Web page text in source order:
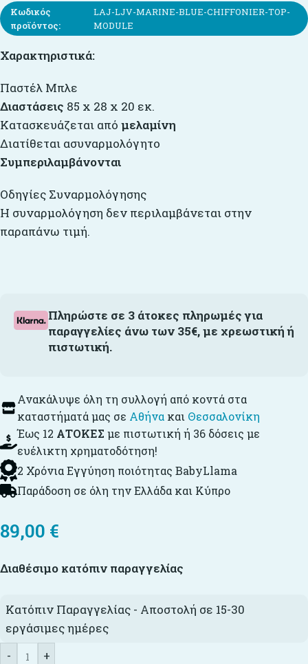
Κωδικός
προϊόντος:
LAJ-LJV-MARINE-BLUE-CHIFFONIER-TOP-
MODULE
Χαρακτηριστικά:
Παστέλ Μπλε
Διαστάσεις 85 x 28 x 20 εκ.
Κατασκευάζεται από μελαμίνη
Διατίθεται ασυναρμολόγητο
Συμπεριλαμβάνονται
Οδηγίες Συναρμολόγησης
Η συναρμολόγηση δεν περιλαμβάνεται στην
παραπάνω τιμή.
Πληρώστε σε 3 άτοκες πληρωμές για
παραγγελίες άνω των 35€, με χρεωστική ή
πιστωτική.
Ανακάλυψε όλη τη συλλογή από κοντά στα
καταστήματά μας σε Αθήνα και Θεσσαλονίκη
Έως 12 ΑΤΟΚΕΣ με πιστωτική ή 36 δόσεις με
ευέλικτη χρηματοδότηση!
2 Χρόνια Εγγύηση ποιότητας BabyLlama
Παράδοση σε όλη την Ελλάδα και Κύπρο
89,00 €
Διαθέσιμο κατόπιν παραγγελίας
Κατόπιν Παραγγελίας - Αποστολή σε 15-30
εργάσιμες ημέρες
-
+